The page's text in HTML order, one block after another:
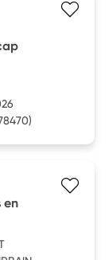
en